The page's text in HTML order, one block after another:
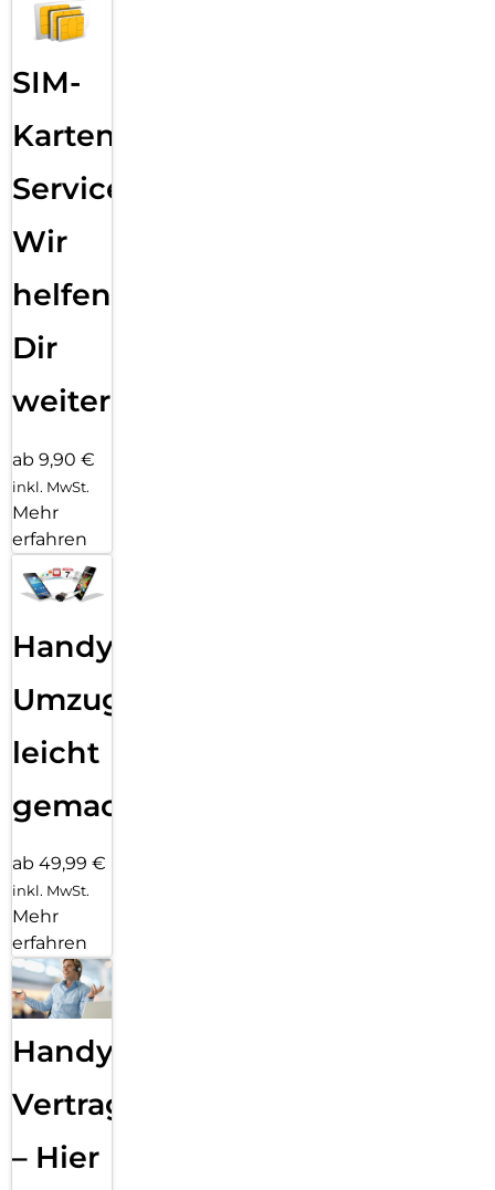
SIM-
Karten
Service:
Wir
helfen
Dir
weiter
ab 9,90 €
inkl. MwSt.
Mehr
erfahren
Handy
Umzug
leicht
gemacht!
ab 49,99 €
inkl. MwSt.
Mehr
erfahren
Handy
Vertragsabwicklung
– Hier